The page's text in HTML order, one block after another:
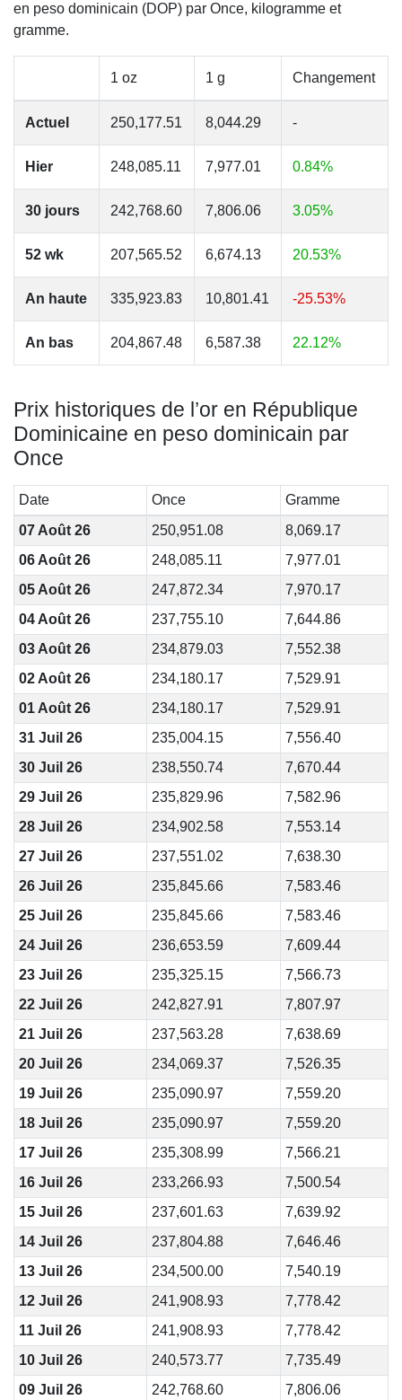
en peso dominicain (DOP) par Once, kilogramme et
gramme.
1 oz 1 g Changement
Actuel 250,177.51 8,044.29 -
Hier 248,085.11 7,977.01 0.84%
30 jours 242,768.60 7,806.06 3.05%
52 wk 207,565.52 6,674.13 20.53%
An haute 335,923.83 10,801.41 -25.53%
An bas 204,867.48 6,587.38 22.12%
Prix historiques de l’or en République
Dominicaine en peso dominicain par
Once
Date Once
Gramme
07 Août 26
250,951.08
8,069.17
06 Août 26
248,085.11
7,977.01
05 Août 26
247,872.34
7,970.17
04 Août 26
237,755.10
7,644.86
03 Août 26
234,879.03
7,552.38
02 Août 26
234,180.17
7,529.91
01 Août 26
234,180.17
7,529.91
31 Juil 26
235,004.15
7,556.40
30 Juil 26
238,550.74
7,670.44
29 Juil 26
235,829.96
7,582.96
28 Juil 26
234,902.58
7,553.14
27 Juil 26
237,551.02
7,638.30
26 Juil 26
235,845.66
7,583.46
25 Juil 26
235,845.66
7,583.46
24 Juil 26
236,653.59
7,609.44
23 Juil 26
235,325.15
7,566.73
22 Juil 26
242,827.91
7,807.97
21 Juil 26
237,563.28
7,638.69
20 Juil 26
234,069.37
7,526.35
19 Juil 26
235,090.97
7,559.20
18 Juil 26
235,090.97
7,559.20
17 Juil 26
235,308.99
7,566.21
16 Juil 26
233,266.93
7,500.54
15 Juil 26
237,601.63
7,639.92
14 Juil 26
237,804.88
7,646.46
13 Juil 26
234,500.00
7,540.19
12 Juil 26
241,908.93
7,778.42
11 Juil 26
241,908.93
7,778.42
10 Juil 26
240,573.77
7,735.49
09 Juil 26
242,768.60 7,806.06